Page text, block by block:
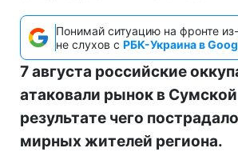
Понимай ситуацию на фронте
не слухов с РБК-Украина в
7 августа российские
атаковали рынок в
результате чего
мирных жителей региона.